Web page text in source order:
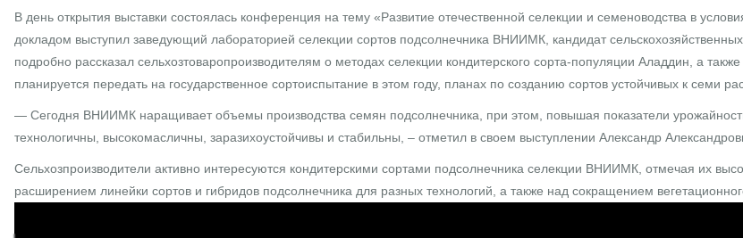
В день открытия выставки состоялась конференция на тему «Развитие отечественной селекции и семеноводства в
докладом выступил заведующий лабораторией селекции сортов подсолнечника ВНИИМК, кандидат
подробно рассказал сельхозтоваропроизводителям о методах селекции кондитерского сорта-популяции Аладдин, а
планируется передать на государственное сортоиспытание в этом году, планах по созданию сортов устойчивых к семи
— Сегодня ВНИИМК наращивает объемы производства семян подсолнечника, при этом, повышая показатели
технологичны, высокомасличны, заразихоустойчивы и стабильны, – отметил в своем выступлении Александр
Сельхозпроизводители активно интересуются кондитерскими сортами подсолнечника селекции ВНИИМК, отмечая их
расширением линейки сортов и гибридов подсолнечника для разных технологий, а также над сокращением